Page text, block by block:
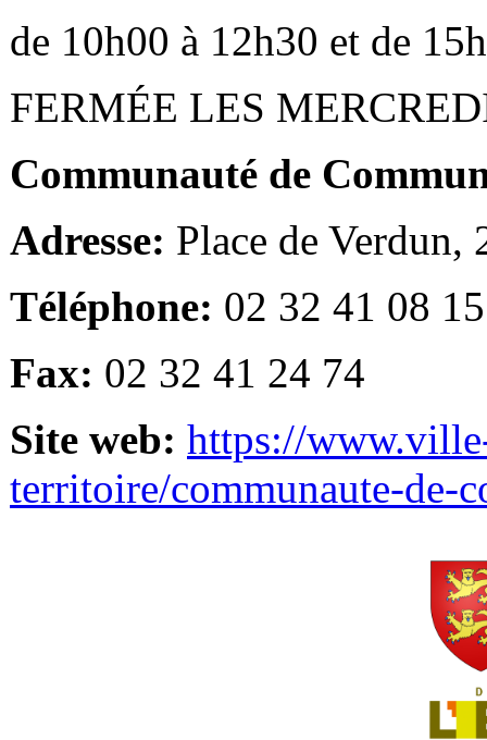
de 10h00 à 12h30 et de
FERMÉE LES
Communauté de
Adresse: Place de Verdun,
Téléphone: 02 32 41 08 15
Fax: 02 32 41 24 74
Site web: https://
territoire/communaute-de-